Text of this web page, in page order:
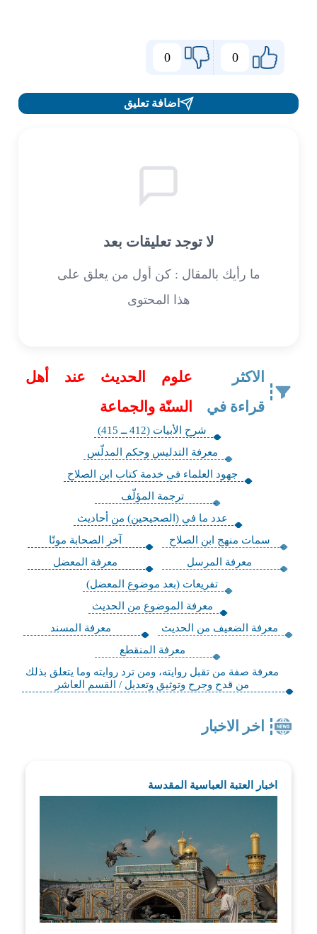
0
0
اضافة تعليق
لا توجد تعليقات بعد
ما رأيك بالمقال : كن أول من يعلق على
هذا المحتوى
الاكثر
قراءة في
علوم الحديث عند أهل
السنّة والجماعة
شرح الأبيات (412 ــ 415)
معرفة التدليس وحكم المدلّس
جهود العلماء في خدمة كتاب ابن الصلاح
ترجمة المؤلّف
عدد ما في (الصحيحين) من أحاديث
سمات منهج ابن الصلاح
آخر الصحابة موتًا
معرفة المرسل
معرفة المعضل
تفريعات (بعد موضوع المعضل)
معرفة الموضوع من الحديث
معرفة الضعيف من الحديث
معرفة المسند
معرفة المنقطع
معرفة صفة من تقبل روايته، ومن ترد روايته وما يتعلق بذلك
من قدح وجرح وتوثيق وتعديل / القسم العاشر
اخر الاخبار
اخبار العتبة العباسية المقدسة